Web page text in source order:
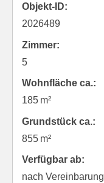
Objekt-ID:
2026489
Zimmer:
5
Wohnfläche ca.:
185 m²
Grund­stück ca.:
855 m²
Verfügbar ab:
nach Vereinbarung